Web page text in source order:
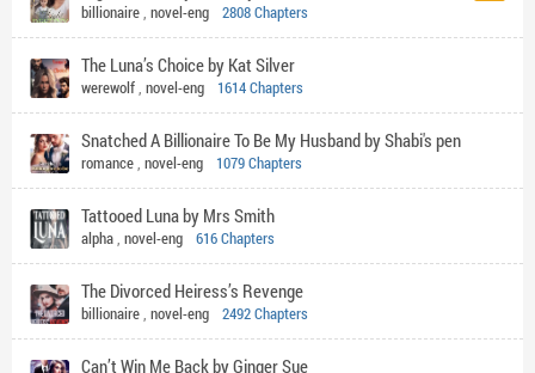
billionaire, novel-eng 2808 Chapters
The Luna’s Choice by Kat Silver
werewolf, novel-eng 1614 Chapters
Snatched A Billionaire To Be My Husband by Shabi's pen
romance, novel-eng 1079 Chapters
Tattooed Luna by Mrs Smith
alpha, novel-eng 616 Chapters
The Divorced Heiress’s Revenge
billionaire, novel-eng 2492 Chapters
Can’t Win Me Back by Ginger Sue